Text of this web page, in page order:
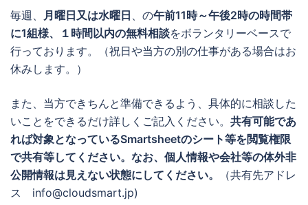
毎週、 月曜日又は水曜日 、の午前11時～午後2時の時間帯
に1組様、１時間以内の無料相談をボランタリーベースで
行っております。（祝日や当方の別の仕事がある場合はお
休みします。）
また、当方できちんと準備できるよう、具体的に相談した
いことをできるだけ詳しくご記入ください。 共有可能であ
れば対象となっているSmartsheetのシート等を閲覧権限
で共有等してください。なお、個人情報や会社等の体外非
公開情報は見えない状態にしてください。
（共有先アドレ
ス info@cloudsmart.jp)